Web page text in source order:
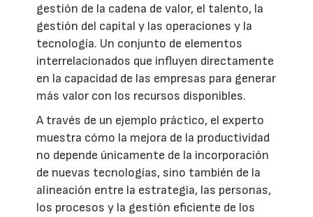
gestión de la cadena de valor, el talento, la
gestión del capital y las operaciones y la
tecnología. Un conjunto de elementos
interrelacionados que influyen directamente
en la capacidad de las empresas para generar
más valor con los recursos disponibles.
A través de un ejemplo práctico, el experto
muestra cómo la mejora de la productividad
no depende únicamente de la incorporación
de nuevas tecnologías, sino también de la
alineación entre la estrategia, las personas,
los procesos y la gestión eficiente de los